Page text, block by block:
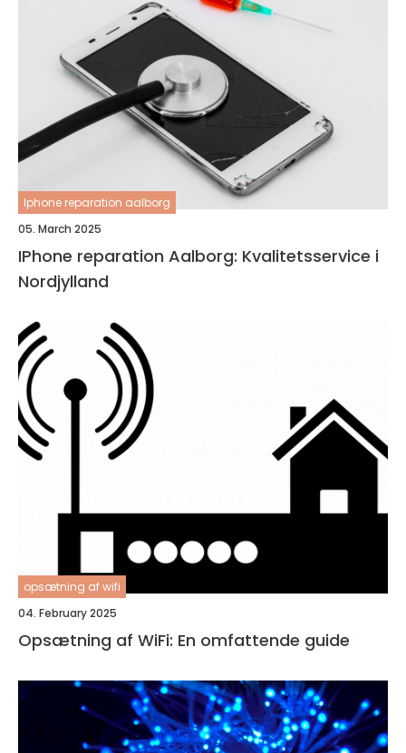
Iphone reparation aalborg
05. March 2025
IPhone reparation Aalborg: Kvalitetsservice i
Nordjylland
opsætning af wifi
04. February 2025
Opsætning af WiFi: En omfattende guide